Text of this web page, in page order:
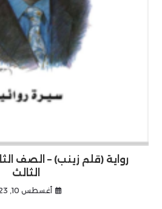
رواية (قلم زينب) – الصف
الثالث
أغسطس 10, 2023